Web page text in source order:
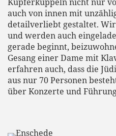
Kupferkuppeln nicht nur
auch von innen mit
detailverliebt gestaltet.
und werden auch
gerade beginnt,
Gesang einer Dame mit
erfahren auch, dass die
aus nur 70 Personen
über Konzerte und